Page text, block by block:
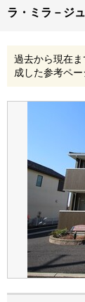
ラ・ミラ－ジ
過去から現在
成した参考ペー